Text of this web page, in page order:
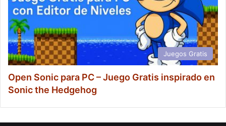
Juegos Gratis
Open Sonic para PC – Juego Gratis inspirado en
Sonic the Hedgehog